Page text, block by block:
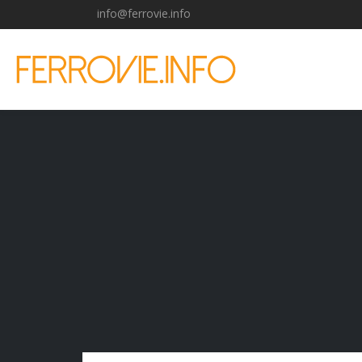
info@ferrovie.info